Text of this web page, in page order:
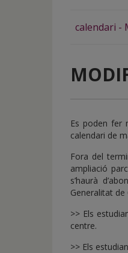
calendari -
Es poden fer
calendari de
Fora del
ampliació
s’haurà
Generalitat de
>> Els
centre.
>> Els